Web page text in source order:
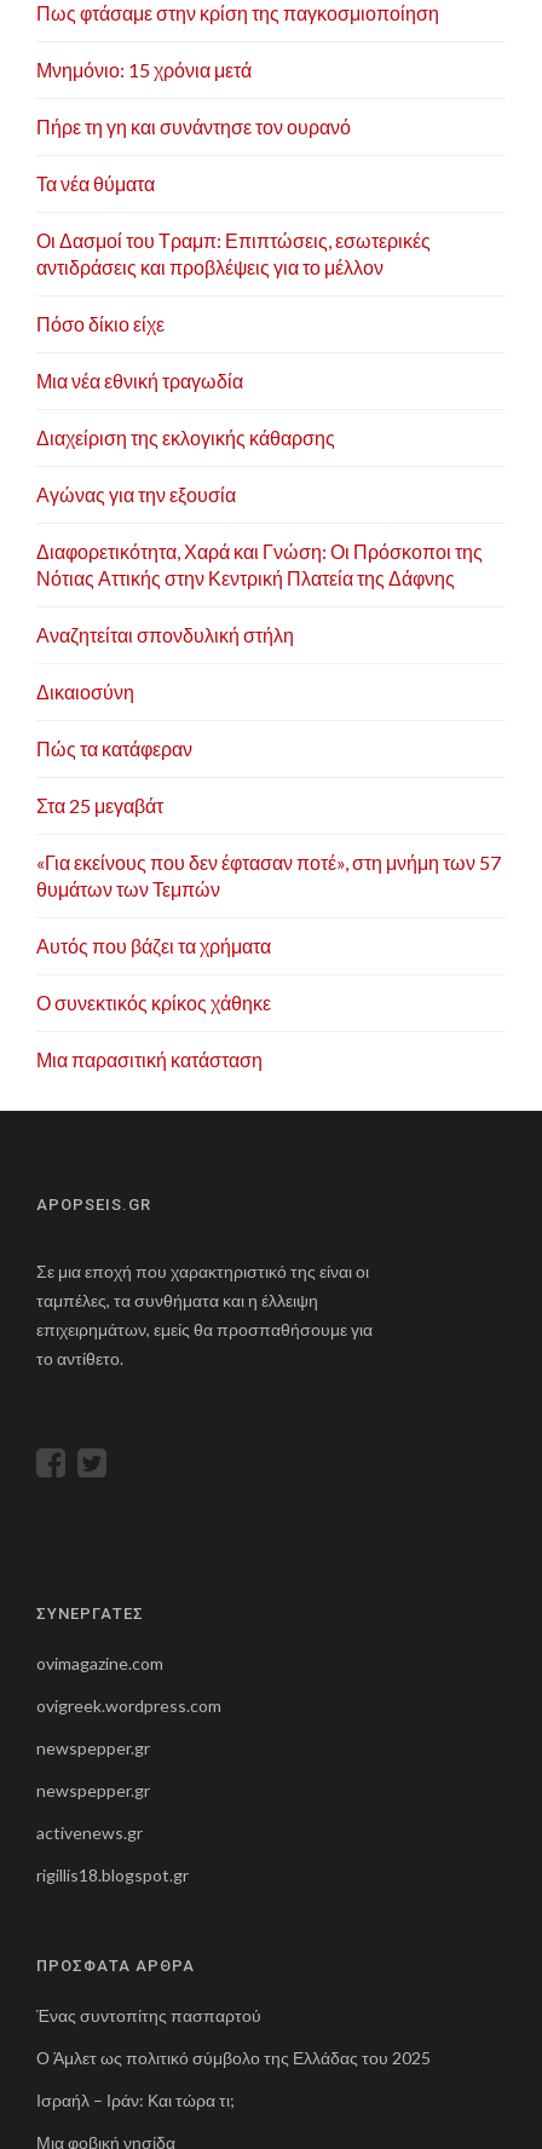
Πως φτάσαμε στην κρίση της παγκοσμιοποίηση
Μνημόνιο: 15 χρόνια μετά
Πήρε τη γη και συνάντησε τον ουρανό
Τα νέα θύματα
Οι Δασμοί του Τραμπ: Επιπτώσεις, εσωτερικές
αντιδράσεις και προβλέψεις για το μέλλον
Πόσο δίκιο είχε
Μια νέα εθνική τραγωδία
Διαχείριση της εκλογικής κάθαρσης
Αγώνας για την εξουσία
Διαφορετικότητα, Χαρά και Γνώση: Οι Πρόσκοποι της
Νότιας Αττικής στην Κεντρική Πλατεία της Δάφνης
Αναζητείται σπονδυλική στήλη
Δικαιοσύνη
Πώς τα κατάφεραν
Στα 25 μεγαβάτ
«Για εκείνους που δεν έφτασαν ποτέ», στη μνήμη των 57
θυμάτων των Τεμπών
Αυτός που βάζει τα χρήματα
Ο συνεκτικός κρίκος χάθηκε
Μια παρασιτική κατάσταση
APOPSEIS.GR
Σε μια εποχή που χαρακτηριστικό της είναι οι
ταμπέλες, τα συνθήματα και η έλλειψη
επιχειρημάτων, εμείς θα προσπαθήσουμε για
το αντίθετο.
ΣΥΝΕΡΓΑΤΕΣ
ovimagazine.com
ovigreek.wordpress.com
newspepper.gr
newspepper.gr
activenews.gr
rigillis18.blogspot.gr
ΠΡΟΣΦΑΤΑ ΑΡΘΡΑ
Ένας συντοπίτης πασπαρτού
Ο Άμλετ ως πολιτικό σύμβολο της Ελλάδας του 2025
Ισραήλ – Ιράν: Και τώρα τι;
Μια φοβική νησίδα